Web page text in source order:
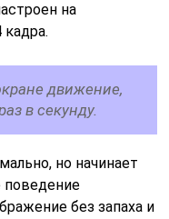
на
кадра.
движение,
в секунду.
но начинает
без запаха и